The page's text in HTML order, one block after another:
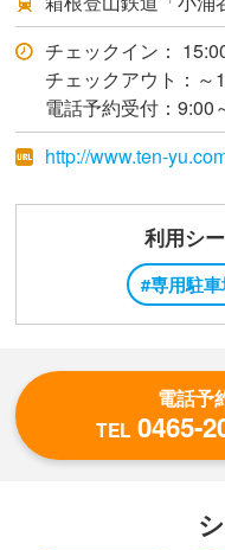
チェックイン：
チェックアウト：～
電話予約受付：9:00
http://www.ten-
利用シ
#専用駐車
電話予
TEL 0465-